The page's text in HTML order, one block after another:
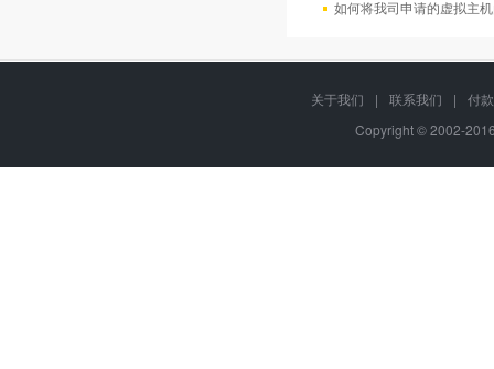
如何将我司申请的虚拟主
关于我们 | 联系我们 |
付
Copyright © 2002-